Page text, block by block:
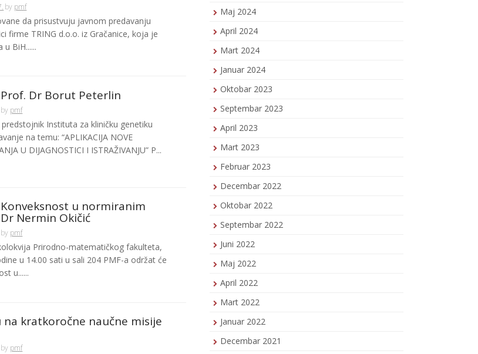
by pmf
da prisustvuju javnom predavanju
firme TRING d.o.o. iz Gračanice, koja je
BiH......
Dr Borut Peterlin
by pmf
Instituta za kliničku genetiku
na temu: “APLIKACIJA NOVE
U DIJAGNOSTICI I ISTRAŽIVANJU” P...
u normiranim
Nermin Okičić
by pmf
Prirodno-matematičkog fakulteta,
u 14.00 sati u sali 204 PMF-a održat će
u......
na kratkoročne naučne misije
by pmf
Maj 2024
April 2024
Mart 2024
Januar 2024
Oktobar 2023
Septembar 2023
April 2023
Mart 2023
Februar 2023
Decembar 2022
Oktobar 2022
Septembar 2022
Juni 2022
Maj 2022
April 2022
Mart 2022
Januar 2022
Decembar 2021